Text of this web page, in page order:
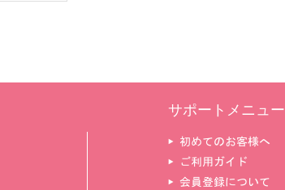
サポートメニュー
▶ 初めてのお客様へ
▶ ご利用ガイド
▶ 会員登録について